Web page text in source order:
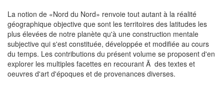
La notion de «Nord du Nord» renvoie tout autant à la réalité
géographique objective que sont les territoires des latitudes les
plus élevées de notre planète qu'à une construction mentale
subjective qui s'est constituée, développée et modifiée au cours
du temps. Les contributions du présent volume se proposent d'en
explorer les multiples facettes en recourant Ã des textes et
oeuvres d'art d'époques et de provenances diverses.